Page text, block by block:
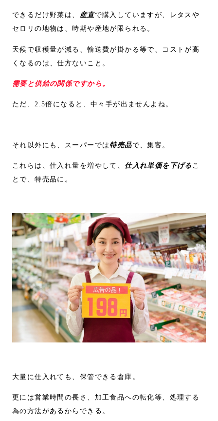
できるだけ野菜は、 産直で購入していますが、レタスや
セロリの地物は、時期や産地が限られる。
天候で収穫量が減る、輸送費が掛かる等で、コストが高
くなるのは、仕方ないこと。
需要と供給の関係ですから。
ただ、2.5倍になると、中々手が出ませんよね。
それ以外にも、スーパーでは特売品で、集客。
これらは、仕入れ量を増やして、 仕入れ単価を下げる こ
とで、特売品に。
大量に仕入れても、保管できる倉庫。
更には営業時間の長さ、加工食品への転化等、処理する
為の方法があるからできる。